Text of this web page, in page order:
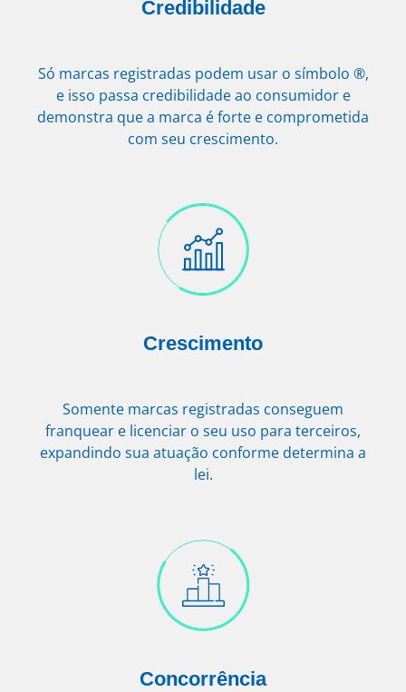
Credibilidade
Só marcas registradas podem usar o símbolo ®,
e isso passa credibilidade ao consumidor e
demonstra que a marca é forte e comprometida
com seu crescimento.
Crescimento
Somente marcas registradas conseguem
franquear e licenciar o seu uso para terceiros,
expandindo sua atuação conforme determina a
lei.
Concorrência